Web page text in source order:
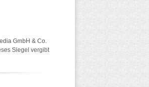
GmbH & Co.
Siegel vergibt